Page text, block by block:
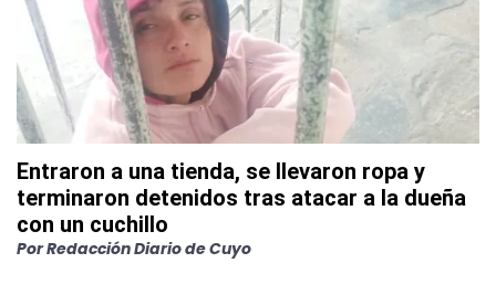
Entraron a una tienda, se llevaron ropa y
terminaron detenidos tras atacar a la dueña
con un cuchillo
PorRedacción Diario de Cuyo